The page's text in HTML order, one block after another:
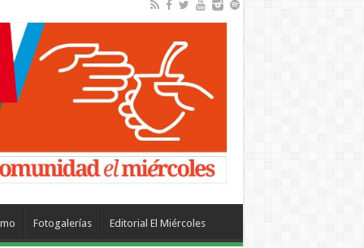
Fotogalerías Editorial El Miércoles